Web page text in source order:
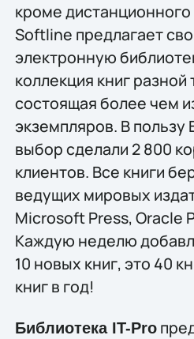
кроме
Softline предлагает
электронную
коллекция книг разной
состоящая более чем
экземпляров. В пользу
выбор сделали 2 800
клиентов. Все книги
ведущих мировых
Microsoft Press, Oracle
Каждую неделю
10 новых книг, это 40
книг в год!
Библиотека IT-Pro